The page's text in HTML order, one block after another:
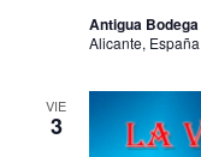
Antigua Bodega
Alicante, España
VIE
3